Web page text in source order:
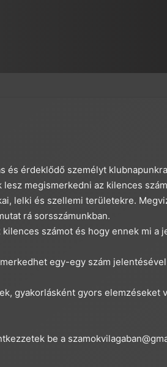
és érdeklődő személyt
megismerkedni az kilences
lelki és szellemi területekre.
rá sorsszámunkban.
számot és hogy ennek mi a
egy-egy szám
gyakorlásként gyors elemzéseket
be a